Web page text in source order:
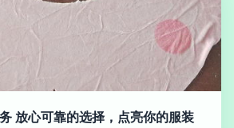
放心可靠的选择，点亮你的服装